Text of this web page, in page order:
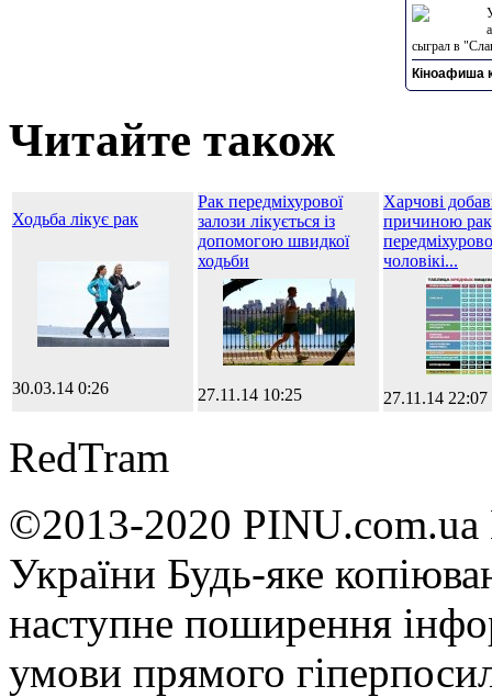
сыграл в
Кіноафиша
Читайте також
Ходьба лікує рак
30.03.14 0:26
Рак передміхурової
залози лікується із
допомогою швидкої
ходьби
27.11.14 10:25
Харчові
причиною
чоловікі...
27.11.14 22:07
RedTram
©2013-2020 PINU.com.ua
України Будь-яке
наступне поширення
умови прямого